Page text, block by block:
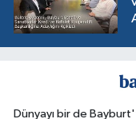
Dünyayı bir de